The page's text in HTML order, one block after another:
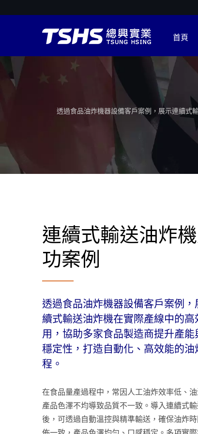
首頁
透過食品油炸機器設備客戶案例，展示連續式
間專業食品加工設備製造商，取得獨家加熱系
連續式輸送油炸
功案例
透過食品油炸機器設備客戶案例，
續式輸送油炸機在實際產線中的高
用，協助多家食品製造商提升產能
穩定性，打造自動化、高效能的油
程。
在食品量產過程中，常因人工油炸效率低、
產品色澤不均導致品質不一致。導入連續式
後，可透過自動溫控與精準輸送，確保油炸